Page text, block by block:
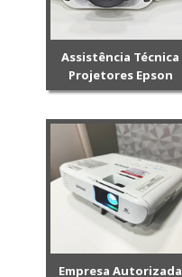
Assistência Técnica
Projetores Epson
Empresa Autorizada